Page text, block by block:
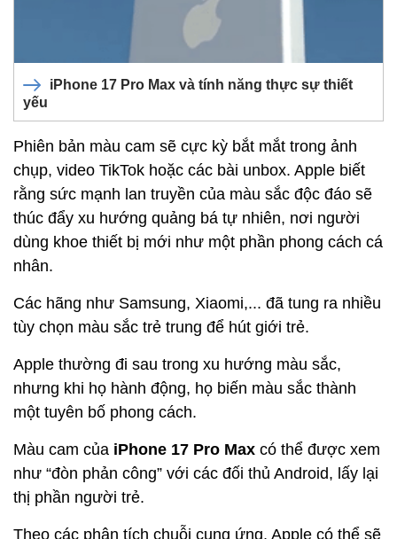
iPhone 17 Pro Max và tính năng thực sự thiết
yếu
Phiên bản màu cam sẽ cực kỳ bắt mắt trong ảnh
chụp, video TikTok hoặc các bài unbox. Apple biết
rằng sức mạnh lan truyền của màu sắc độc đáo sẽ
thúc đẩy xu hướng quảng bá tự nhiên, nơi người
dùng khoe thiết bị mới như một phần phong cách cá
nhân.
Các hãng như Samsung, Xiaomi,... đã tung ra nhiều
tùy chọn màu sắc trẻ trung để hút giới trẻ.
Apple thường đi sau trong xu hướng màu sắc,
nhưng khi họ hành động, họ biến màu sắc thành
một tuyên bố phong cách.
Màu cam của iPhone 17 Pro Max có thể được xem
như “đòn phản công” với các đối thủ Android, lấy lại
thị phần người trẻ.
Theo các phân tích chuỗi cung ứng, Apple có thể sẽ